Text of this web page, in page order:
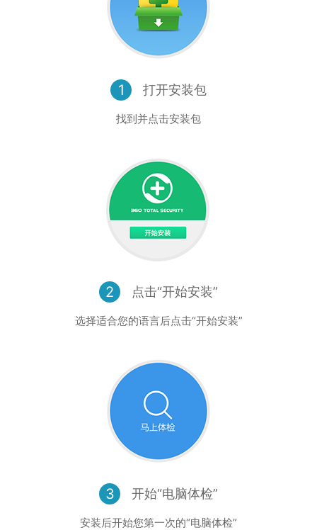
1 打开安装包
找到并点击安装包
2 点击“开始安装”
选择适合您的语言后点击“开始安装”
3 开始“电脑体检”
安装后开始您第一次的“电脑体检”